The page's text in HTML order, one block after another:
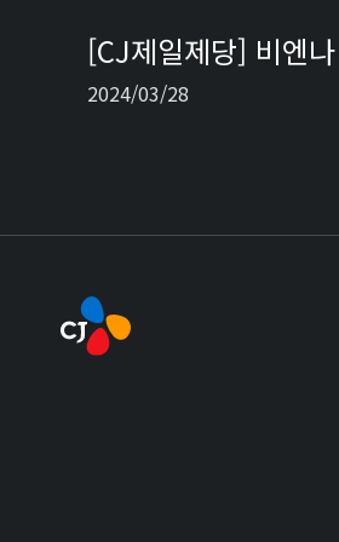
[CJ제일제당] 비엔
2024/03/28